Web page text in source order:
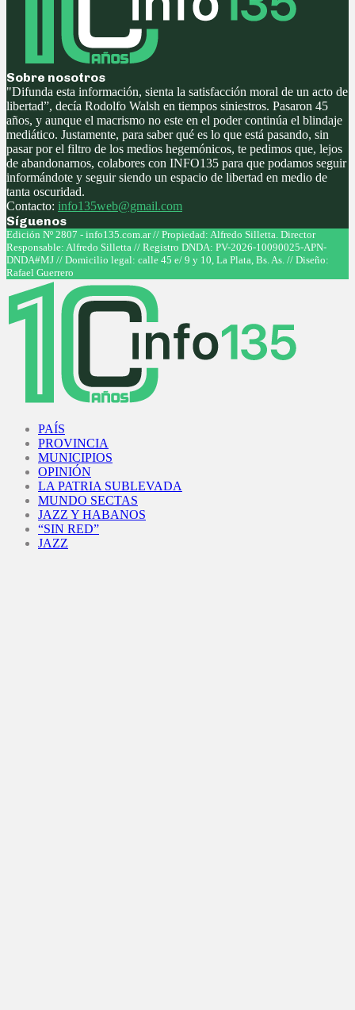
Sobre nosotros
"Difunda esta información, sienta la satisfacción moral de un acto de
libertad”, decía Rodolfo Walsh en tiempos siniestros. Pasaron 45
años, y aunque el macrismo no este en el poder continúa el blindaje
mediático. Justamente, para saber qué es lo que está pasando, sin
pasar por el filtro de los medios hegemónicos, te pedimos que, lejos
de abandonarnos, colabores con INFO135 para que podamos seguir
informándote y seguir siendo un espacio de libertad en medio de
tanta oscuridad.
Contacto: info135web@gmail.com
Síguenos
Facebook
Twitter
Instagram
Youtube
Edición Nº 2807 - info135.com.ar // Propiedad: Alfredo Silletta. Director
Responsable: Alfredo Silletta // Registro DNDA: PV-2026-10090025-APN-
DNDA#MJ // Domicilio legal: calle 45 e/ 9 y 10, La Plata, Bs. As. // Diseño:
Rafael Guerrero
PAÍS
PROVINCIA
MUNICIPIOS
OPINIÓN
LA PATRIA SUBLEVADA
MUNDO SECTAS
JAZZ Y HABANOS
“SIN RED”
JAZZ